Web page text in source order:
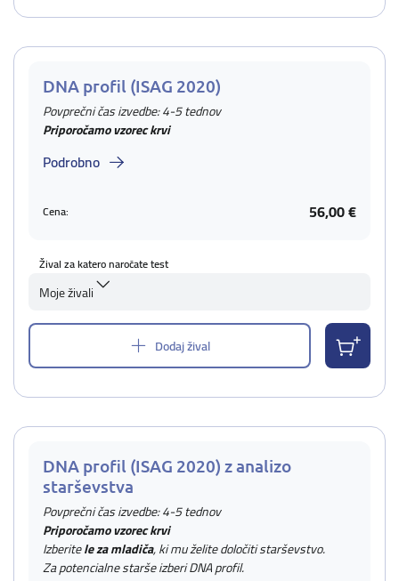
DNA profil (ISAG 2020)
Povprečni čas izvedbe: 4-5 tednov
Priporočamo vzorec krvi
Podrobno
Cena: 56,00 €
Žival za katero naročate test
Moje živali
Dodaj žival
DNA profil (ISAG 2020) z analizo
starševstva
Povprečni čas izvedbe: 4-5 tednov
Priporočamo vzorec krvi
Izberitele za mladiča, ki mu želite določiti starševstvo.
Za potencialne starše izberi DNA profil.